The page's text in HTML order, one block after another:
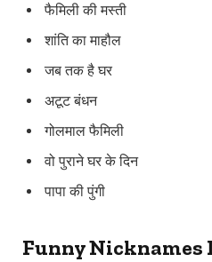
फैमिली की मस्ती
शांति का माहौल
जब तक है घर
अटूट बंधन
गोलमाल फैमिली
वो पुराने घर के दिन
पापा की पुंगी
Funny Nicknames